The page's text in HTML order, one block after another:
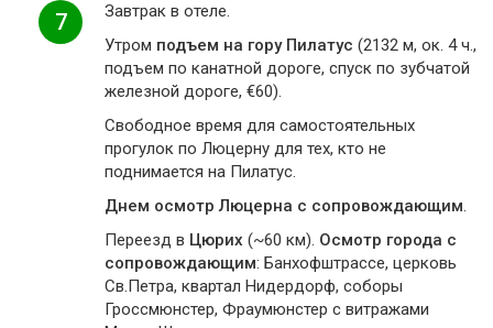
7
Завтрак в отеле.
Утром подъем на гору Пилатус (2132 м, ок. 4 ч.,
подъем по канатной дороге, спуск по зубчатой
железной дороге, €60).
Свободное время для самостоятельных
прогулок по Люцерну для тех, кто не
поднимается на Пилатус.
Днем осмотр Люцерна с сопровождающим.
Переезд в Цюрих (~60 км). Осмотр города с
сопровождающим: Банхофштрассе, церковь
Св.Петра, квартал Нидердорф, соборы
Гроссмюнстер, Фраумюнстер с витражами